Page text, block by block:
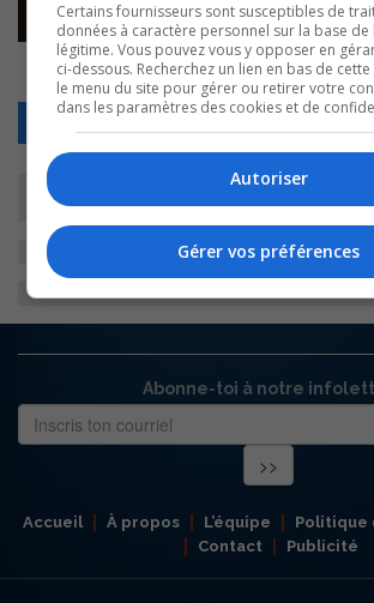
Retour
Abonne-toi à notre
Accueil À propos L’équipe
Politique
Contact
Publicité
Certains fournisseurs sont susceptibles de
données à caractère personnel sur la base
légitime. Vous pouvez vous y opposer en
ci-dessous. Recherchez un lien en bas de
le menu du site pour gérer ou retirer votre
dans les paramètres des cookies et de
Autoriser
Gérer vos préférences